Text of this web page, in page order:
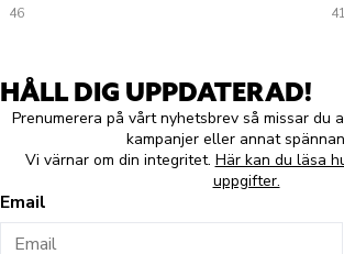
46 41
HÅLL DIG UPPDATERAD!
Prenumerera på vårt nyhetsbrev så missar du
kampanjer eller annat
Vi värnar om din integritet. Här kan du läsa
uppgifter.
Email